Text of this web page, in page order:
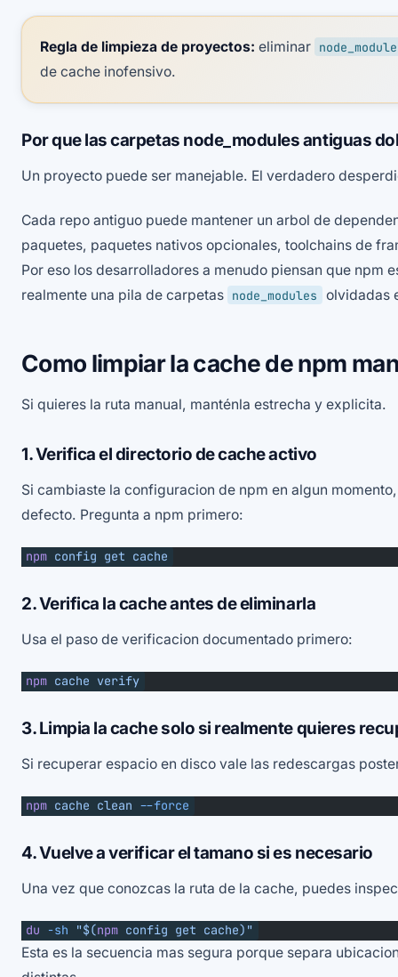
Regla de limpieza de proyectos: eliminar
de cache inofensivo.
Por que las carpetas node_modules antiguas
Un proyecto puede ser manejable. El verdadero
Cada repo antiguo puede mantener un arbol de
paquetes, paquetes nativos opcionales, toolchains de
Por eso los desarrolladores a menudo piensan que npm
realmente una pila de carpetas node_modules olvidadas
Como limpiar la cache de npm
Si quieres la ruta manual, manténla estrecha y explicita.
1. Verifica el directorio de cache activo
Si cambiaste la configuracion de npm en algun
defecto. Pregunta a npm primero:
npm config get cache
2. Verifica la cache antes de eliminarla
Usa el paso de verificacion documentado primero:
npm cache verify
3. Limpia la cache solo si realmente quieres
Si recuperar espacio en disco vale las redescargas
npm cache clean --force
4. Vuelve a verificar el tamano si es necesario
Una vez que conozcas la ruta de la cache, puedes
du -sh "$(npm config get cache)"
Esta es la secuencia mas segura porque separa